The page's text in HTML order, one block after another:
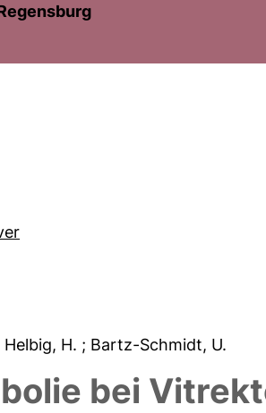
Helbig, H. ; Bartz-Schmidt, U.
bei